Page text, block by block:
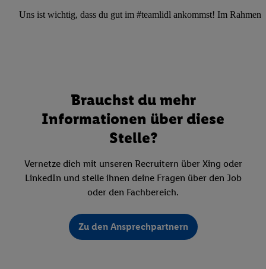
Uns ist wichtig, dass du gut im #teamlidl ankommst! Im Rahmen
Brauchst du mehr
Informationen über diese
Stelle?
Vernetze dich mit unseren Recruitern über Xing oder
LinkedIn und stelle ihnen deine Fragen über den Job
oder den Fachbereich.
Zu den Ansprechpartnern